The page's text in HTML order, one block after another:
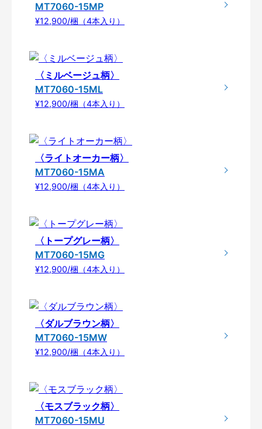
MT7060-15MP
¥12,900/梱（4本入り）
〈ミルベージュ柄〉
MT7060-15ML
¥12,900/梱（4本入り）
〈ライトオーカー柄〉
MT7060-15MA
¥12,900/梱（4本入り）
〈トープグレー柄〉
MT7060-15MG
¥12,900/梱（4本入り）
〈ダルブラウン柄〉
MT7060-15MW
¥12,900/梱（4本入り）
〈モスブラック柄〉
MT7060-15MU